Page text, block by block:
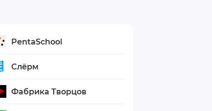
PentaSchool
Слёрм
Фабрика Творцов